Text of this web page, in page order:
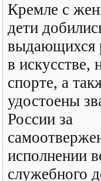
Кремле с
дети
выдающихся
в искусстве,
спорте, а
удостоены
России за
исполнении
служебного